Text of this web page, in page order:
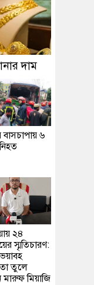
দাম
৬
২৪
স্মৃতিচারণ:
তুলে
মিয়াজি